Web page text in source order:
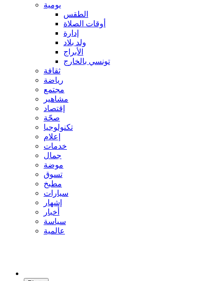
يومية
الطقس
أوقات الصلاة
إدارة
ولد بلاد
الأبراج
تونسي بالخارج
ثقافة
رياضة
مجتمع
مشاهير
إقتصاد
صحّة
تكنولوجيا
إعلام
خدمات
جمال
موضة
تسوق
مطبخ
سيارات
إشهار
أخبار
سياسة
عالمية